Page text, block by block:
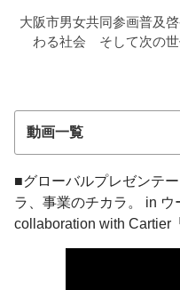
大阪市男女共同参画普及
わる社会 そして次の世
動画一覧
■グローバルプレゼンテ
ラ、事業のチカラ。 in
collaboration with Cartier